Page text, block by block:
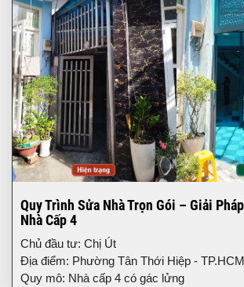
Quy Trình Sửa Nhà Trọn Gói – Giải
Nhà Cấp 4
Chủ đầu tư: Chị Út
Địa điểm: Phường Tân Thới Hiệp - TP.HCM
Quy mô: Nhà cấp 4 có gác lửng